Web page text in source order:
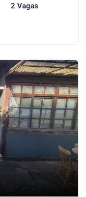
2 Vagas